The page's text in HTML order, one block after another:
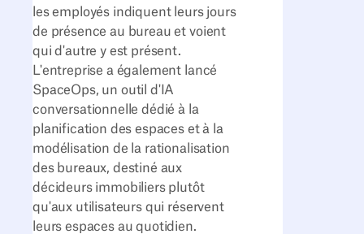
les employés indiquent leurs jours
de présence au bureau et voient
qui d'autre y est présent.
L'entreprise a également lancé
SpaceOps, un outil d'IA
conversationnelle dédié à la
planification des espaces et à la
modélisation de la rationalisation
des bureaux, destiné aux
décideurs immobiliers plutôt
qu'aux utilisateurs qui réservent
leurs espaces au quotidien.